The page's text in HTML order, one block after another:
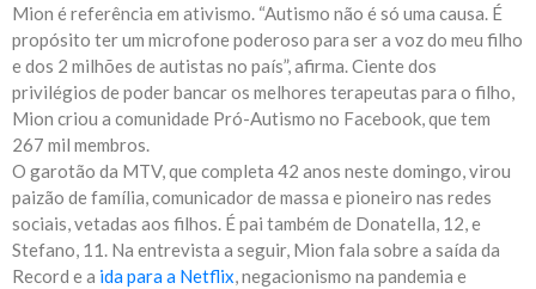
Mion é referência em ativismo. “Autismo não é só uma causa. É
propósito ter um microfone poderoso para ser a voz do meu filho
e dos 2 milhões de autistas no país”, afirma. Ciente dos
privilégios de poder bancar os melhores terapeutas para o filho,
Mion criou a comunidade Pró-Autismo no Facebook, que tem
267 mil membros.
O garotão da MTV, que completa 42 anos neste domingo, virou
paizão de família, comunicador de massa e pioneiro nas redes
sociais, vetadas aos filhos. É pai também de Donatella, 12, e
Stefano, 11. Na entrevista a seguir, Mion fala sobre a saída da
Record e a ida para a Netflix, negacionismo na pandemia e